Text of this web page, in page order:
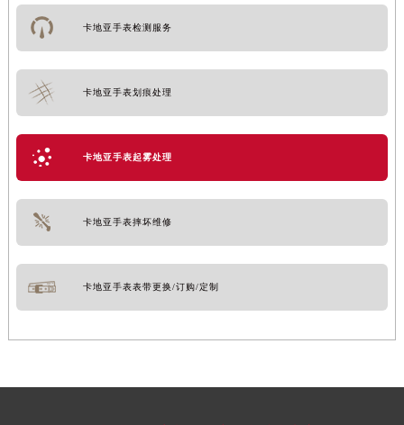
卡地亚手表检测服务
卡地亚手表划痕处理
卡地亚手表起雾处理
卡地亚手表摔坏维修
卡地亚手表表带更换/订购/定制